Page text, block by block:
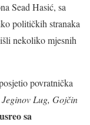
Sead Hasić, sa
političkih stranaka
nekoliko mjesnih
povratnička
Jeginov Lug, Gojčin
sa